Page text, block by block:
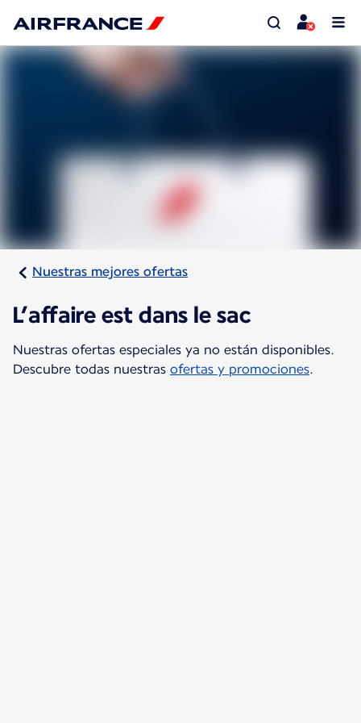
Nuestras mejores ofertas
L’affaire est dans le sac
Nuestras ofertas especiales ya no están disponibles.
Descubre todas nuestras ofertas y promociones.